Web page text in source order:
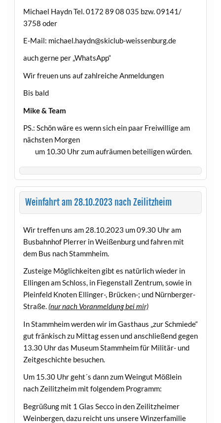
Michael Haydn Tel. 0172 89 08 035 bzw. 09141/
3758 oder
E-Mail: michael.haydn@skiclub-weissenburg.de
auch gerne per „WhatsApp“
Wir freuen uns auf zahlreiche Anmeldungen
Bis bald
Mike & Team
PS.: Schön wäre es wenn sich ein paar Freiwillige am
nächsten Morgen
um 10.30 Uhr zum aufräumen beteiligen würden.
Weinfahrt am 28.10.2023 nach Zeilitzheim
Wir treffen uns am 28.10.2023 um 09.30 Uhr am
Busbahnhof Plerrer in Weißenburg und fahren mit
dem Bus nach Stammheim.
Zusteige Möglichkeiten gibt es natürlich wieder in
Ellingen am Schloss, in Fiegenstall Zentrum, sowie in
Pleinfeld Knoten Ellinger-, Brücken-; und Nürnberger-
Straße. (nur nach Voranmeldung bei mir)
In Stammheim werden wir im Gasthaus „zur Schmiede“
gut fränkisch zu Mittag essen und anschließend gegen
13.30 Uhr das Museum Stammheim für Militär- und
Zeitgeschichte besuchen.
Um 15.30 Uhr geht´s dann zum Weingut Mößlein
nach Zeilitzheim mit folgendem Programm:
Begrüßung mit 1 Glas Secco in den Zeilitzheimer
Weinbergen, dazu reicht uns unsere Winzerfamilie